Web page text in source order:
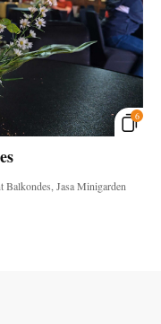
6
Balkondes, Jasa Minigarden